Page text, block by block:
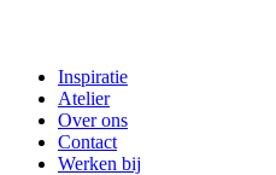
Inspiratie
Atelier
Over ons
Contact
Werken bij